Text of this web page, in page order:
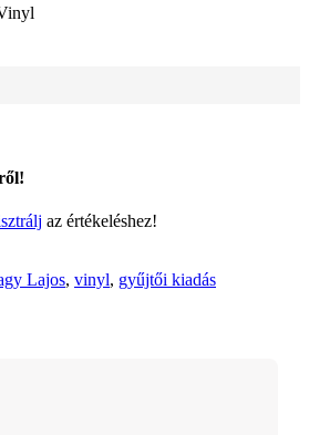
az értékeléshez!
Lajos, vinyl, gyűjtői kiadás